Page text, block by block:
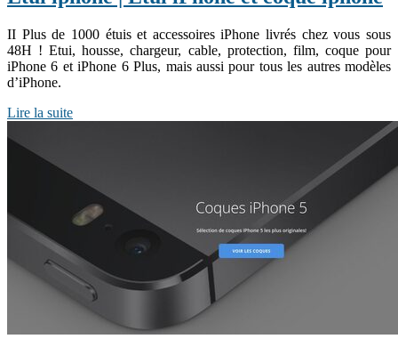
II Plus de 1000 étuis et accessoires iPhone livrés chez vous sous
48H ! Etui, housse, chargeur, cable, protection, film, coque pour
iPhone 6 et iPhone 6 Plus, mais aussi pour tous les autres modèles
d’iPhone.
Lire la suite